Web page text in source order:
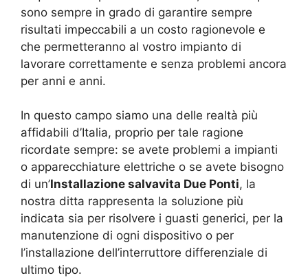
sono sempre in grado di garantire sempre
risultati impeccabili a un costo ragionevole e
che permetteranno al vostro impianto di
lavorare correttamente e senza problemi ancora
per anni e anni.
In questo campo siamo una delle realtà più
affidabili d’Italia, proprio per tale ragione
ricordate sempre: se avete problemi a impianti
o apparecchiature elettriche o se avete bisogno
di un’Installazione salvavita Due Ponti, la
nostra ditta rappresenta la soluzione più
indicata sia per risolvere i guasti generici, per la
manutenzione di ogni dispositivo o per
l’installazione dell’interruttore differenziale di
ultimo tipo.